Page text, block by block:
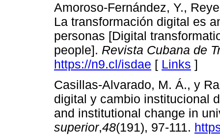
Amoroso-Fernández, Y.,
La transformación digital es
personas [Digital
people]. Revista Cubana de
https://n9.cl/isdae [ Links ]
Casillas-Alvarado, M. Á., y
digital y cambio institucional
and institutional change in
superior,48(191), 97-111.